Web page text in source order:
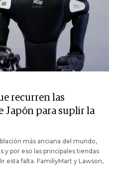
recurren las
Japón para suplir la
más anciana del mundo,
y por eso las principales tiendas
esta falta. FamiliyMart y Lawson,